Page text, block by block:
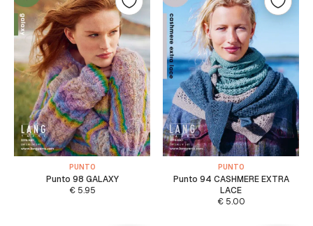
PUNTO
Punto 98 GALAXY
€5.95
PUNTO
Punto 94 CASHMERE EXTRA
LACE
€5.00